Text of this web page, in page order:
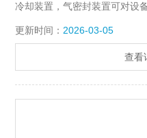
冷却装置，气密封装置可对设
更新时间： 2026-03-05
查看